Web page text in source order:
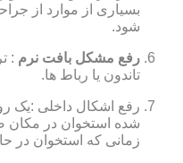
بسیاری از موارد از
شود.
رفع مشکل بافت نرم :
تاندون یا رباط ها.
رفع اشکال داخلی :یک
شده استخوان در مکان
زمانی که استخوان در